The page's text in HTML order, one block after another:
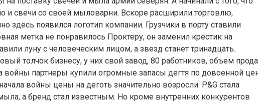
и свечи со своей мыловарни. Вскоре расширили торговлю,
здесь появился логотип компании. Грузчики в порту ставили
метка не понравилось Проктеру, он заменил крестик на
луну с человеческим лицом, а звезд станет тринадцать.
толчок бизнесу, у них свой завод, 80 работников, объем
партнеры купили огромные запасы дегтя по довоенной
войны цены на деготь значительно возросли. P&G стала
а бренд стал известным. Но кроме внутренних конкурентов